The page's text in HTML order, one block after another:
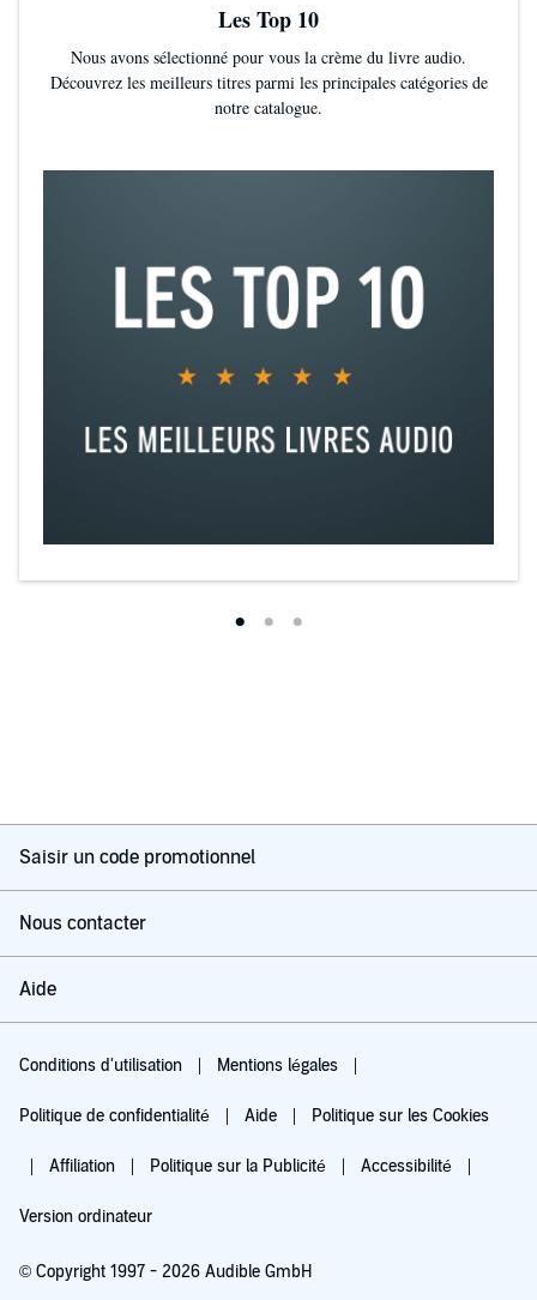
Les Top 10
Nous avons sélectionné pour vous la crème du livre audio.
Découvrez les meilleurs titres parmi les principales catégories de
notre catalogue.
Saisir un code promotionnel
Nous contacter
Aide
Conditions d'utilisation Mentions légales
Politique de confidentialité Aide Politique sur les Cookies
Affiliation Politique sur la Publicité Accessibilité
Version ordinateur
© Copyright 1997 - 2026 Audible GmbH